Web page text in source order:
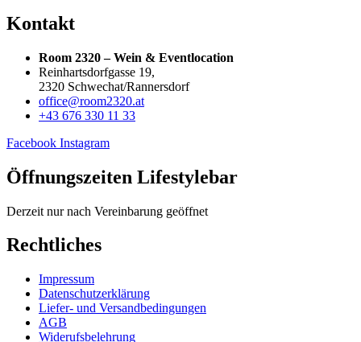
Kontakt
Room 2320 – Wein & Eventlocation
Reinhartsdorfgasse 19,
2320 Schwechat/Rannersdorf
office@room2320.at
+43 676 330 11 33
Facebook Instagram
Öffnungszeiten Lifestylebar
Derzeit nur nach Vereinbarung geöffnet
Rechtliches
Impressum
Datenschutzerklärung
Liefer- und Versandbedingungen
AGB
Widerufsbelehrung